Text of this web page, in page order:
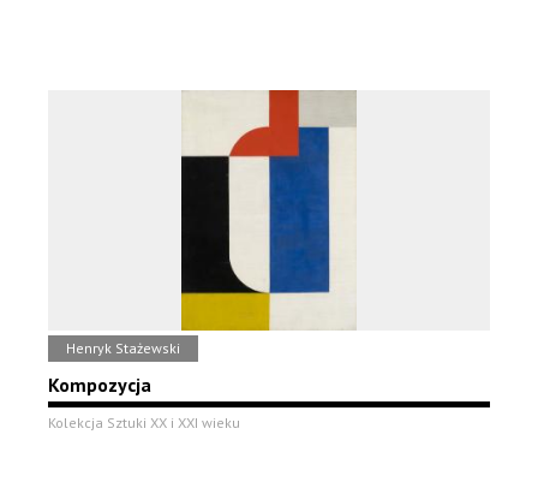
Henryk Stażewski
Kompozycja
Kolekcja Sztuki XX i XXI wieku